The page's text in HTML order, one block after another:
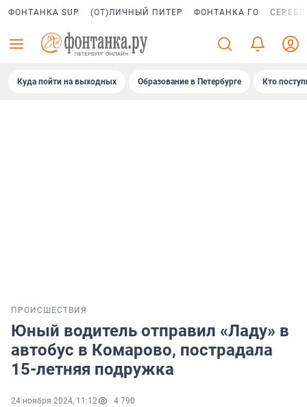
ФОНТАНКА SUP (ОТ)ЛИЧНЫЙ ПИТЕР ФОНТАНКА ГО
Куда пойти на выходных Образование в Петербурге Кто
ПРОИСШЕСТВИЯ
Юный водитель отправил «Ладу» в
автобус в Комарово, пострадала
15-летняя подружка
24 ноября 2024, 11:12 4 790